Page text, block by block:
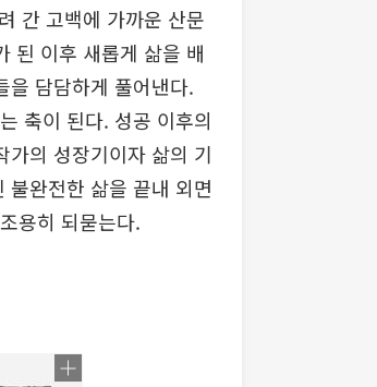
간 고백에 가까운 산문
된 이후 새롭게 삶을 배
을 담담하게 풀어낸다.
축이 된다. 성공 이후의
의 성장기이자 삶의 기
완전한 삶을 끝내 외면
용히 되묻는다.